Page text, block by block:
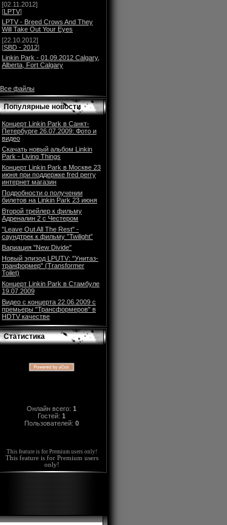
[02.11.2012]
[LPTV]
LPTV - Breed Crows And They
Will Take Out Your Eyes
[22.10.2012]
[SBD - 2012]
Linkin Park - 01.09.2012 Calgary,
Alberta, Fort Calgary
Все файлы
Популярные новости
Концерт Linkin Park в Санкт-
Петербурге 26.07.2009: Фото и
видео
Скачать новый альбом Linkin
Park - Living Things
Концерт Linkin Park в Москве 23
июня при поддержке fred perry
интернет магазин
Подробности о получении
билетов на Linkin Park 23 июня
Второй трейлер к фильму
Адреналин 2 с Честером
"Leave Out All The Rest" -
саундтрек к фильму ”Twilight”
Вариация "New Divide"
Новый эпизод LPUTV: "Унитаз-
транформер" (Transformer
Toilet)
Концерт Linkin Park в Стамбуле
19.07.2009
Видео с концерта 22.06.2009 с
премьеры "Трансформеров" в
HDTV качестве
Статистика
Онлайн всего: 1
Гостей: 1
Пользователей: 0
This feature is for Premium users only!
This feature is for Premium users
only!